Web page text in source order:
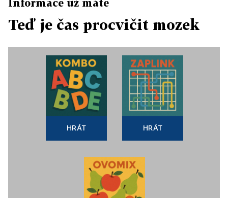
Informace už máte
Teď je čas procvičit mozek
HRÁT HRÁT